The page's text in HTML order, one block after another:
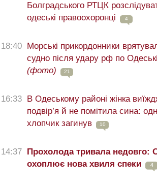
Болградського РТЦК
одеські правоохоронці
4
18:40
Морські прикордонники
судно після удару рф по
(фото)
21
16:33
В Одеському районі жінка
подвір’я й не помітила сина:
хлопчик загинув
10
14:37
Прохолода тривала недовго:
охоплює нова хвиля спеки
4